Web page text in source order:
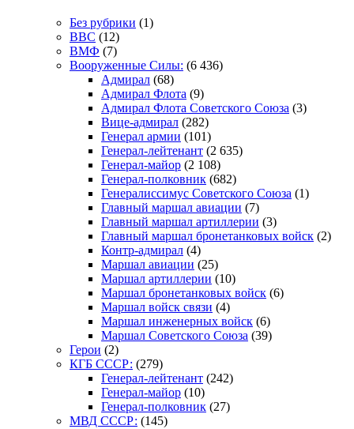
Без рубрики (1)
ВВС (12)
ВМФ (7)
Вооруженные Силы: (6 436)
Адмирал (68)
Адмирал Флота (9)
Адмирал Флота Советского Союза (3)
Вице-адмирал (282)
Генерал армии (101)
Генерал-лейтенант (2 635)
Генерал-майор (2 108)
Генерал-полковник (682)
Генералиссимус Советского Союза (1)
Главный маршал авиации (7)
Главный маршал артиллерии (3)
Главный маршал бронетанковых войск (2)
Контр-адмирал (4)
Маршал авиации (25)
Маршал артиллерии (10)
Маршал бронетанковых войск (6)
Маршал войск связи (4)
Маршал инженерных войск (6)
Маршал Советского Союза (39)
Герои (2)
КГБ СССР: (279)
Генерал-лейтенант (242)
Генерал-майор (10)
Генерал-полковник (27)
МВД СССР: (145)